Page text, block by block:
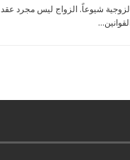
شيوعاً. الزواج ليس مجرد عقد